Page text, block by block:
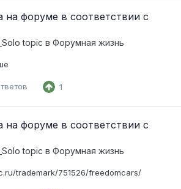
на форуме в соответствии с
topic в Форумная жизнь
1
на форуме в соответствии с
topic в Форумная жизнь
trademark/751526/freedomcars/